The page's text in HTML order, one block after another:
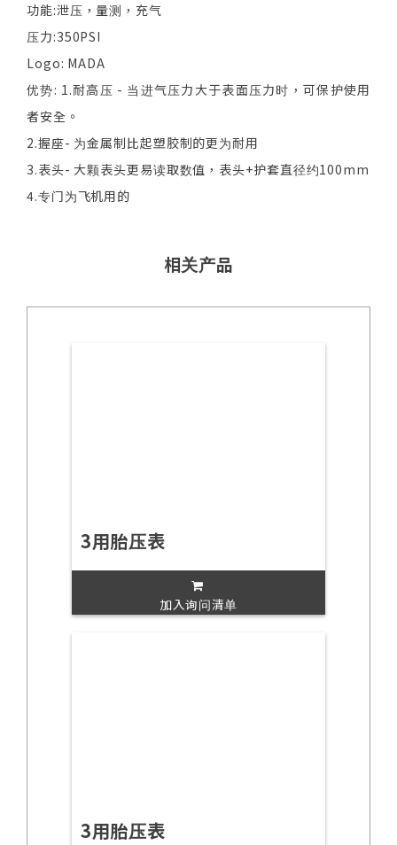
功能:泄压，量测，充气
压力:350PSI
Logo: MADA
优势: 1.耐高压 - 当进气压力大于表面压力时，可保护使用
者安全。
2.握座- 为金属制比起塑胶制的更为耐用
3.表头- 大颗表头更易读取数值，表头+护套直径约100mm
4.专门为飞机用的
相关产品
3用胎压表
加入询问清单
3用胎压表